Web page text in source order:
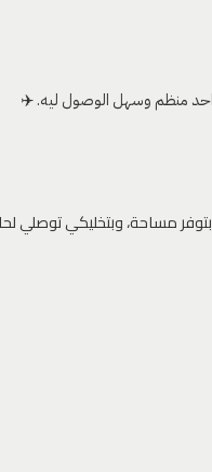
واحد منظم وسهل الوصول ليه. ✈️
مساحة، وبتخليكي